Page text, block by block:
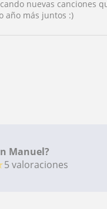
nuevas canciones
año más juntos :)
Manuel?
5 valoraciones